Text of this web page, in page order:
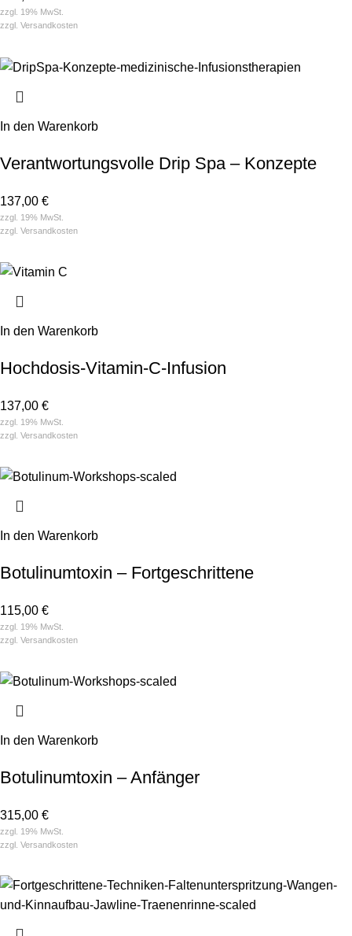
zzgl. 19% MwSt.
zzgl. Versandkosten
In den Warenkorb
Verantwortungsvolle Drip Spa – Konzepte
137,00 €
zzgl. 19% MwSt.
zzgl. Versandkosten
In den Warenkorb
Hochdosis-Vitamin-C-Infusion
137,00 €
zzgl. 19% MwSt.
zzgl. Versandkosten
In den Warenkorb
Botulinum­toxin – Fort­geschrittene
115,00 €
zzgl. 19% MwSt.
zzgl. Versandkosten
In den Warenkorb
Botulinum­toxin – Anfänger
315,00 €
zzgl. 19% MwSt.
zzgl. Versandkosten